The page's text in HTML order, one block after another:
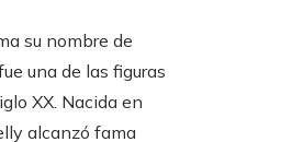
su nombre de
una de las figuras
XX. Nacida en
alcanzó fama